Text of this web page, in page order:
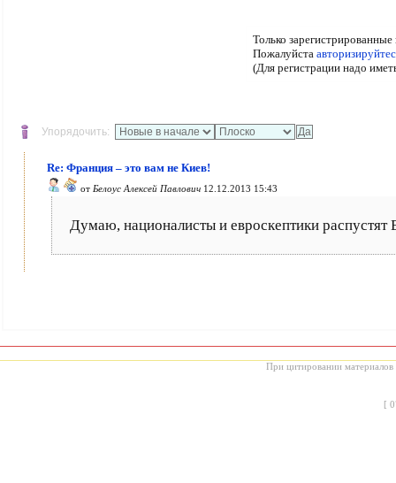
Только
Пожалуйста
(Для регистрации надо
Упорядочить:
Re: Франция – это вам не Киев!
от Белоус Алексей Павлович 12.12.2013 15:43
Думаю, националисты и евроскептики распустят
При цитировании материалов
[